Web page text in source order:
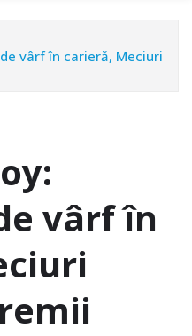
vârf în carieră, Meciuri
vârf în